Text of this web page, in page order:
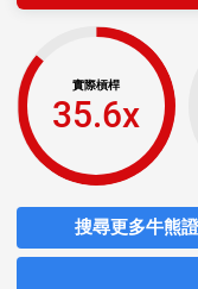
實際槓桿
35.6x
搜尋更多牛熊證